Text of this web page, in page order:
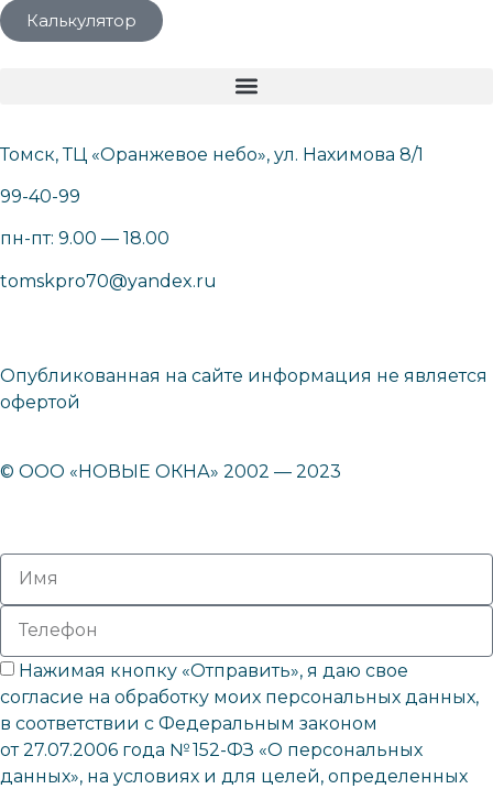
Калькулятор
Томск, ТЦ «Оранжевое небо», ул. Нахимова 8/1
99-40-99
пн-пт: 9.00 — 18.00
tomskpro70@yandex.ru
Опубликованная на сайте информация не является
офертой
© ООО «НОВЫЕ ОКНА» 2002 — 2023
Нажимая кнопку «Отправить», я даю свое
согласие на обработку моих персональных данных,
в соответствии с Федеральным законом
от 27.07.2006 года № 152-ФЗ «О персональных
данных», на условиях и для целей, определенных